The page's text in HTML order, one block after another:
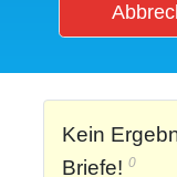
Kein
Briefe! 0